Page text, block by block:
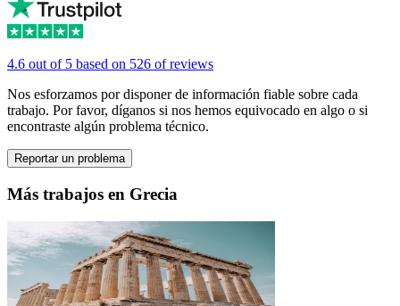
4.6 out of 5 based on 526 of reviews
Nos esforzamos por disponer de información fiable sobre cada
trabajo. Por favor, díganos si nos hemos equivocado en algo o si
encontraste algún problema técnico.
Reportar un problema
Más trabajos en Grecia